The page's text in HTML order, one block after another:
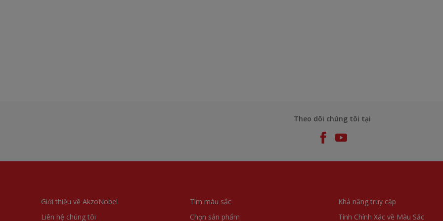
Theo dõi chúng tôi tại
Giới thiệu về AkzoNobel
Liên hệ chúng tôi
Tìm màu sắc
Chọn sản phẩm
Khả năng truy cập
Tính Chính Xác về Màu Sắc